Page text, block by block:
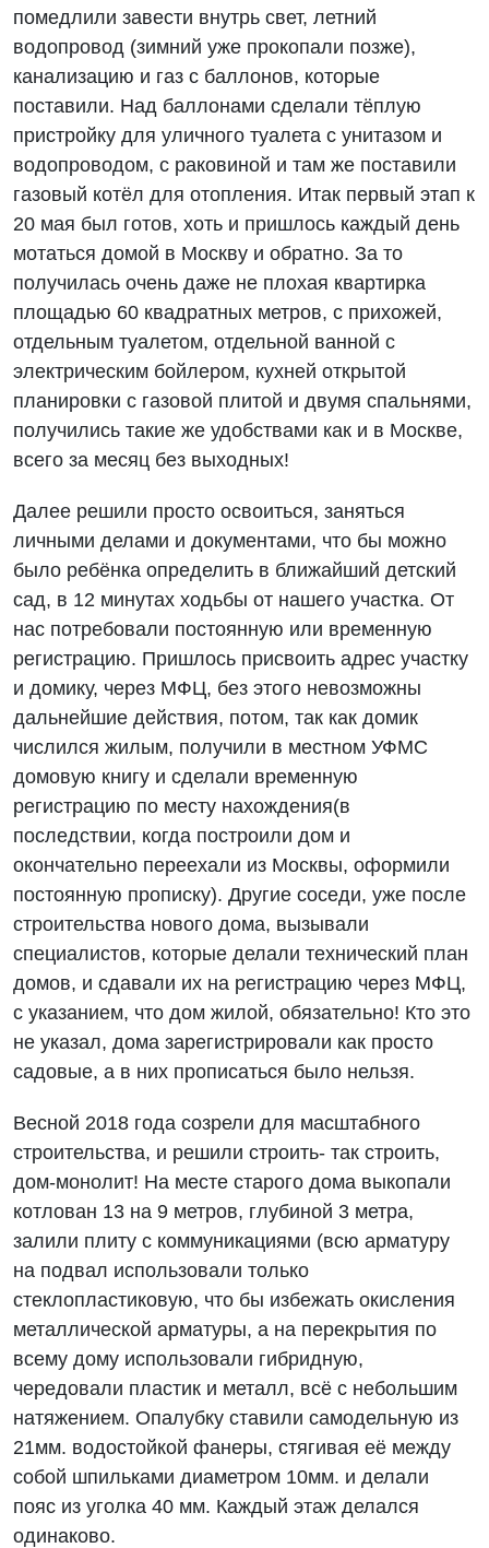
помедлили завести внутрь свет, летний
водопровод (зимний уже прокопали позже),
канализацию и газ с баллонов, которые
поставили. Над баллонами сделали тёплую
пристройку для уличного туалета с унитазом и
водопроводом, с раковиной и там же поставили
газовый котёл для отопления. Итак первый этап к
20 мая был готов, хоть и пришлось каждый день
мотаться домой в Москву и обратно. За то
получилась очень даже не плохая квартирка
площадью 60 квадратных метров, с прихожей,
отдельным туалетом, отдельной ванной с
электрическим бойлером, кухней открытой
планировки с газовой плитой и двумя спальнями,
получились такие же удобствами как и в Москве,
всего за месяц без выходных!
Далее решили просто освоиться, заняться
личными делами и документами, что бы можно
было ребёнка определить в ближайший детский
сад, в 12 минутах ходьбы от нашего участка. От
нас потребовали постоянную или временную
регистрацию. Пришлось присвоить адрес участку
и домику, через МФЦ, без этого невозможны
дальнейшие действия, потом, так как домик
числился жилым, получили в местном УФМС
домовую книгу и сделали временную
регистрацию по месту нахождения(в
последствии, когда построили дом и
окончательно переехали из Москвы, оформили
постоянную прописку). Другие соседи, уже после
строительства нового дома, вызывали
специалистов, которые делали технический план
домов, и сдавали их на регистрацию через МФЦ,
с указанием, что дом жилой, обязательно! Кто это
не указал, дома зарегистрировали как просто
садовые, а в них прописаться было нельзя.
Весной 2018 года созрели для масштабного
строительства, и решили строить- так строить,
дом-монолит! На месте старого дома выкопали
котлован 13 на 9 метров, глубиной 3 метра,
залили плиту с коммуникациями (всю арматуру
на подвал использовали только
стеклопластиковую, что бы избежать окисления
металлической арматуры, а на перекрытия по
всему дому использовали гибридную,
чередовали пластик и металл, всё с небольшим
натяжением. Опалубку ставили самодельную из
21мм. водостойкой фанеры, стягивая её между
собой шпильками диаметром 10мм. и делали
пояс из уголка 40 мм. Каждый этаж делался
одинаково.